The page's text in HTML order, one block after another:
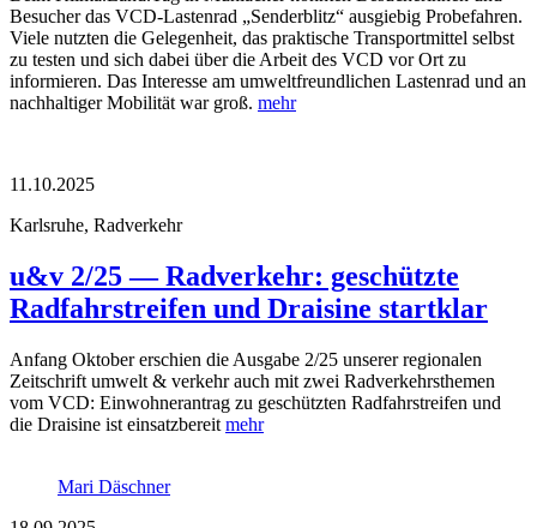
Besucher das VCD-Lastenrad „Senderblitz“ ausgiebig Probefahren.
Viele nutzten die Gelegenheit, das praktische Transportmittel selbst
zu testen und sich dabei über die Arbeit des VCD vor Ort zu
informieren. Das Interesse am umweltfreundlichen Lastenrad und an
nachhaltiger Mobilität war groß. mehr
11.10.2025
Karlsruhe, Radverkehr
u&v 2/25 — Radverkehr: geschützte
Radfahrstreifen und Draisine startklar
Anfang Oktober erschien die Ausgabe 2/25 unserer regionalen
Zeitschrift umwelt & verkehr auch mit zwei Radverkehrsthemen
vom VCD: Einwohnerantrag zu geschützten Radfahrstreifen und
die Draisine ist einsatzbereit mehr
Mari Däschner